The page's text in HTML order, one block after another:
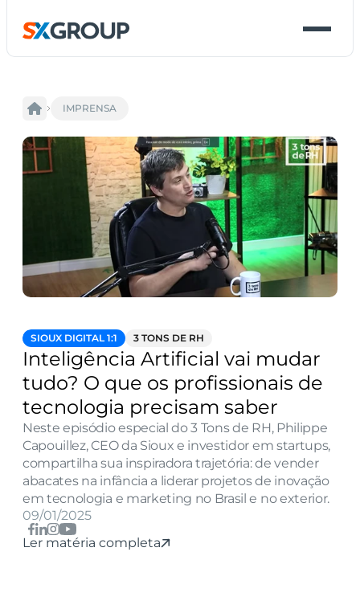
IMPRENSA
SIOUX DIGITAL 1:1 3 TONS DE RH
Inteligência Artificial vai mudar
tudo? O que os profissionais de
tecnologia precisam saber
Neste episódio especial do 3 Tons de RH, Philippe
Capouillez, CEO da Sioux e investidor em startups,
compartilha sua inspiradora trajetória: de vender
abacates na infância a liderar projetos de inovação
em tecnologia e marketing no Brasil e no exterior.
09/01/2025
Ler matéria completa